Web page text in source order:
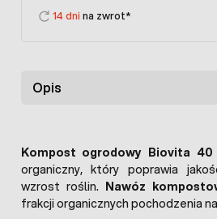
14 dni na zwrot*
Opis
Kompost ogrodowy Biovita
organiczny, który poprawia
wzrost roślin. Nawóz
frakcji organicznych pochodzenia